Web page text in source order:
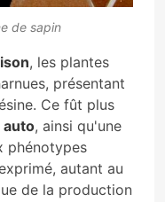
de sapin
, les plantes
présentant
Ce fût plus
auto, ainsi qu'une
phénotypes
autant au
de la production